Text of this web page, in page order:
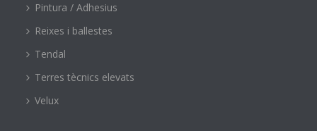
Pintura / Adhesius
Reixes i ballestes
Tendal
Terres tècnics elevats
Velux